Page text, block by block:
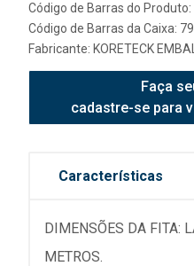
Código de Barras do
Código de Barras da Caixa:
Fabricante: KORETECK
Faça
cadastre-se para
Características
DIMENSÕES DA FITA:
METROS.